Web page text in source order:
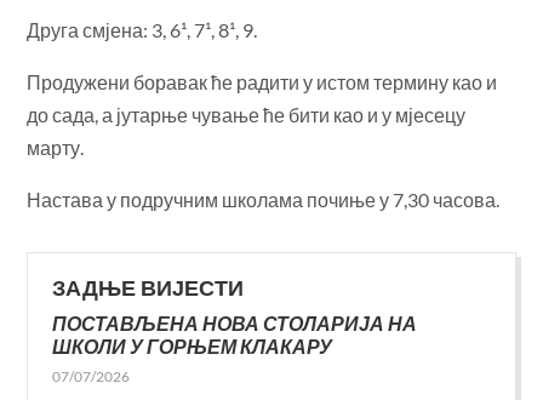
Друга смјена: 3, 6¹, 7¹, 8¹, 9.
Продужени боравак ће радити у истом термину као и
до сада, а јутарње чување ће бити као и у мјесецу
марту.
Настава у подручним школама почиње у 7,30 часова.
ЗАДЊЕ ВИЈЕСТИ
ПОСТАВЉЕНА НОВА СТОЛАРИЈА НА
ШКОЛИ У ГОРЊЕМ КЛАКАРУ
07/07/2026